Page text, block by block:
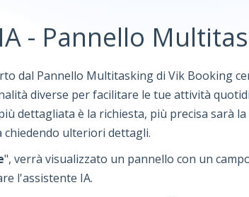
- Pannello
dal Pannello Multitasking di Vik Booking
diverse per facilitare le tue attività
dettagliata è la richiesta, più precisa sarà
ulteriori dettagli.
", verrà visualizzato un pannello con un
l'assistente IA.